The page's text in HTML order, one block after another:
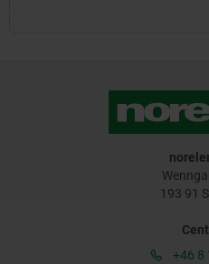
193 91
+46 8